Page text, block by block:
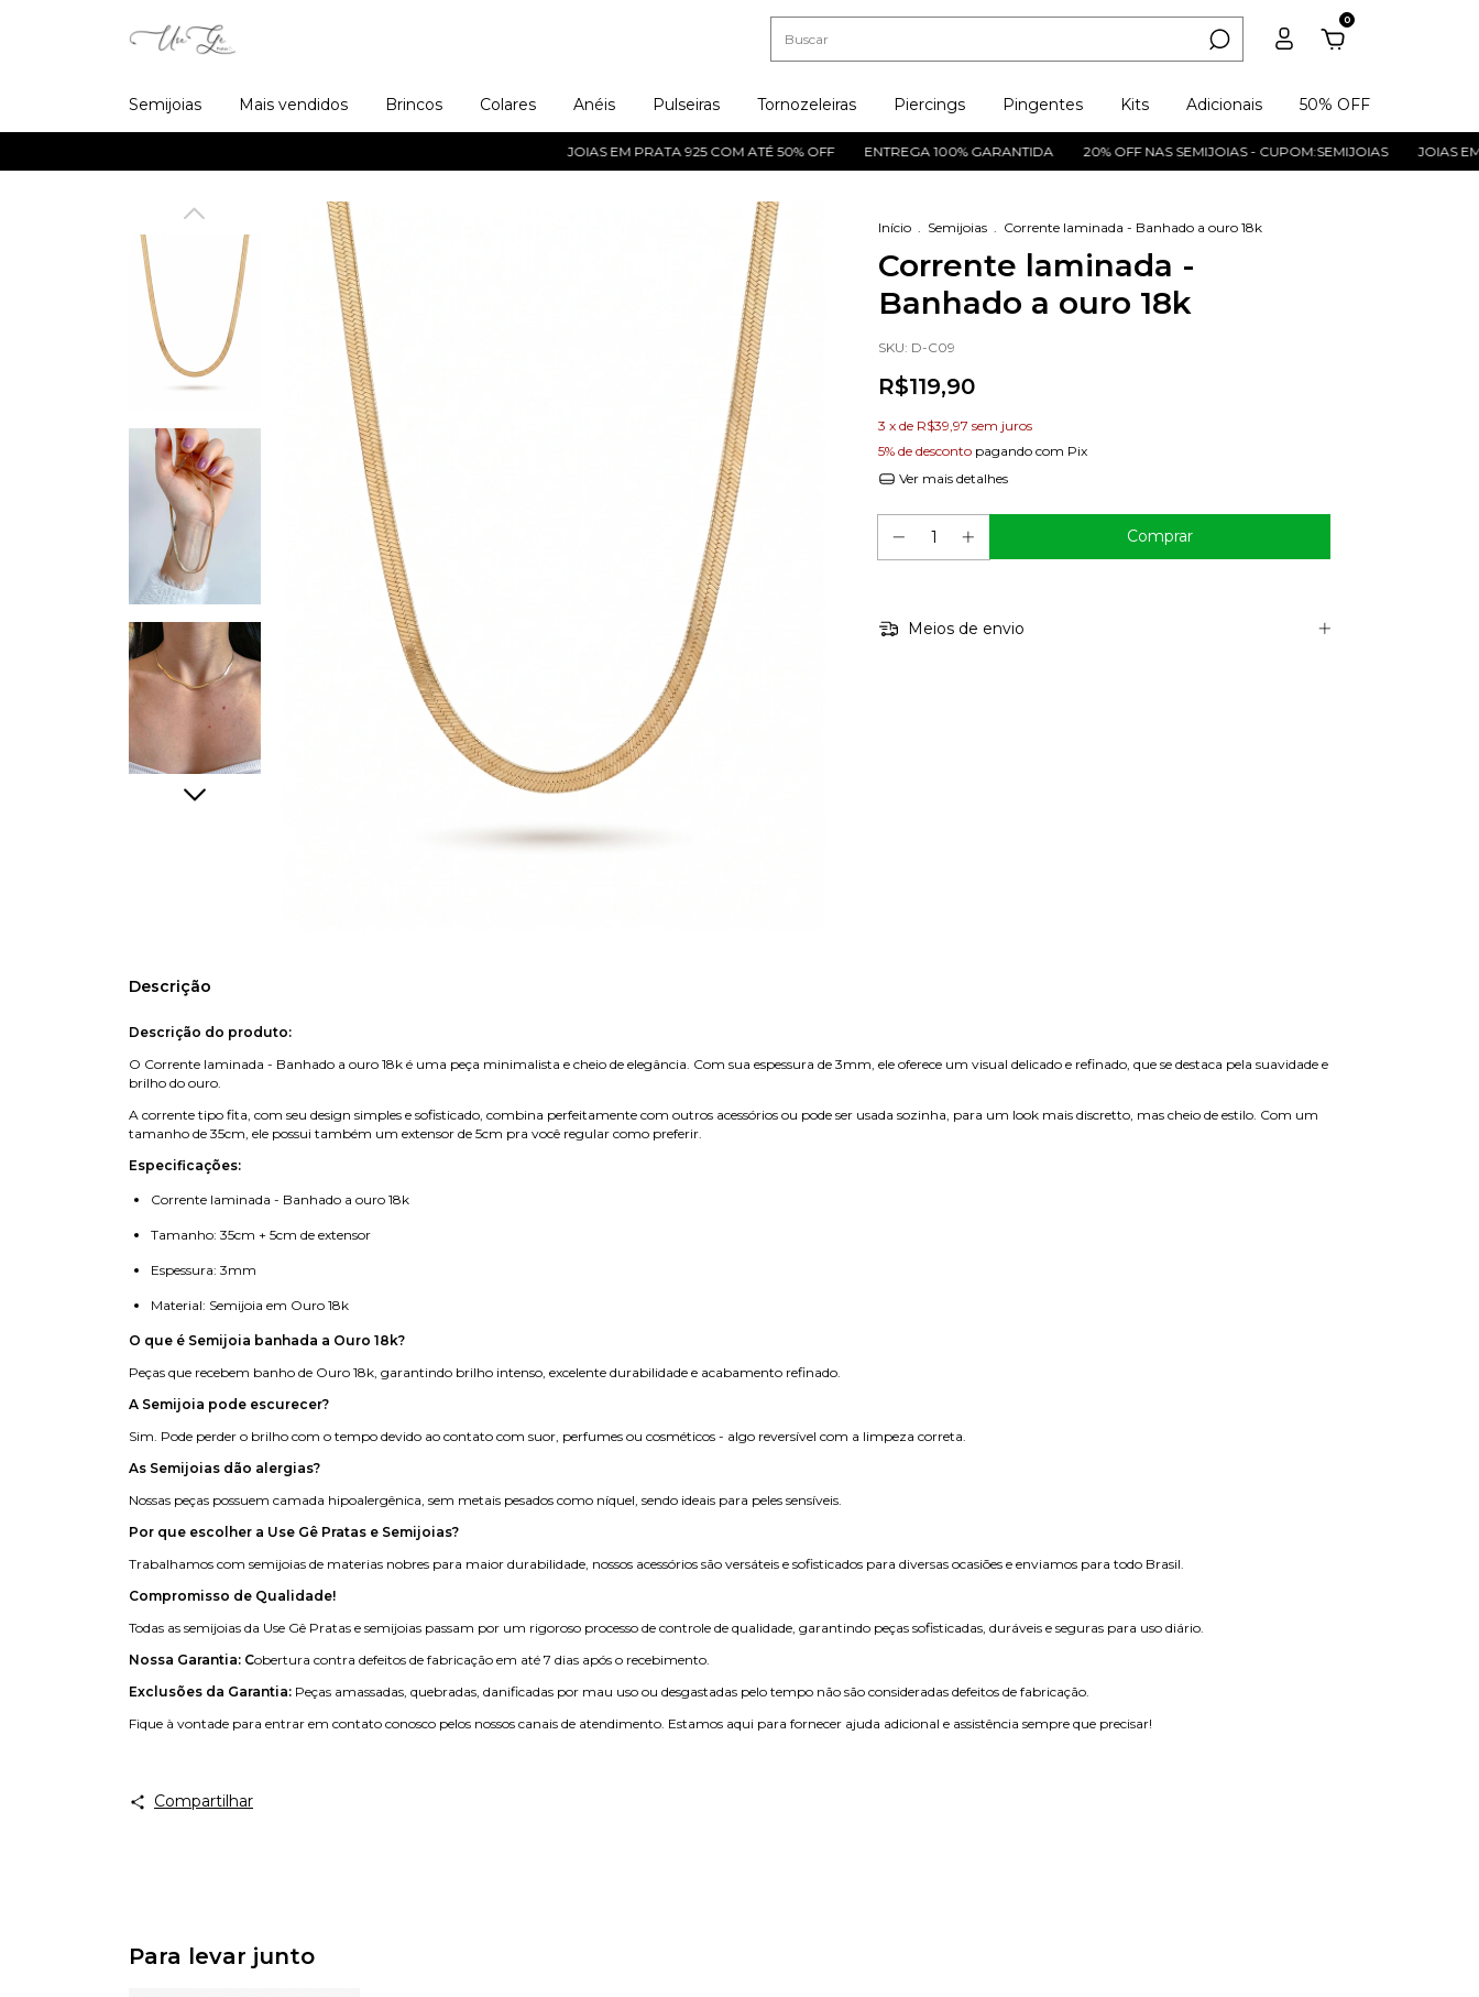
0
Semijoias Mais vendidos Brincos Colares Anéis Pulseiras Tornozeleiras Piercings Pingentes Kits Adicionais 50% OFF
JOIAS EM PRATA 925 COM ATÉ 50% OFF ENTREGA 100% GARANTIDA 20% OFF NAS SEMIJOIAS - CUPOM:SEMIJOIAS JOIAS EM
Início . Semijoias . Corrente laminada - Banhado a ouro 18k
Corrente laminada -
Banhado a ouro 18k
SKU: D-C09
R$119,90
3 x de R$39,97 sem juros
5% de desconto pagando com Pix
Ver mais detalhes
Meios de envio
Descrição
Descrição do produto:
O Corrente laminada - Banhado a ouro 18k é uma peça minimalista e cheio de elegância. Com sua espessura de 3mm, ele oferece um visual delicado e refinado, que se destaca pela suavidade e
brilho do ouro.
A corrente tipo fita, com seu design simples e sofisticado, combina perfeitamente com outros acessórios ou pode ser usada sozinha, para um look mais discretto, mas cheio de estilo. Com um
tamanho de 35cm, ele possui também um extensor de 5cm pra você regular como preferir.
Especificações:
Corrente laminada - Banhado a ouro 18k
Tamanho: 35cm + 5cm de extensor
Espessura: 3mm
Material: Semijoia em Ouro 18k
O que é Semijoia banhada a Ouro 18k?
Peças que recebem banho de Ouro 18k, garantindo brilho intenso, excelente durabilidade e acabamento refinado.
A Semijoia pode escurecer?
Sim. Pode perder o brilho com o tempo devido ao contato com suor, perfumes ou cosméticos - algo reversível com a limpeza correta.
As Semijoias dão alergias?
Nossas peças possuem camada hipoalergênica, sem metais pesados como níquel, sendo ideais para peles sensíveis.
Por que escolher a Use Gê Pratas e Semijoias?
Trabalhamos com semijoias de materias nobres para maior durabilidade, nossos acessórios são versáteis e sofisticados para diversas ocasiões e enviamos para todo Brasil.
Compromisso de Qualidade!
Todas as semijoias da Use Gê Pratas e semijoias passam por um rigoroso processo de controle de qualidade, garantindo peças sofisticadas, duráveis e seguras para uso diário.
Nossa Garantia: Cobertura contra defeitos de fabricação em até 7 dias após o recebimento.
Exclusões da Garantia: Peças amassadas, quebradas, danificadas por mau uso ou desgastadas pelo tempo não são consideradas defeitos de fabricação.
Fique à vontade para entrar em contato conosco pelos nossos canais de atendimento. Estamos aqui para fornecer ajuda adicional e assistência sempre que precisar!
Compartilhar
Para levar junto